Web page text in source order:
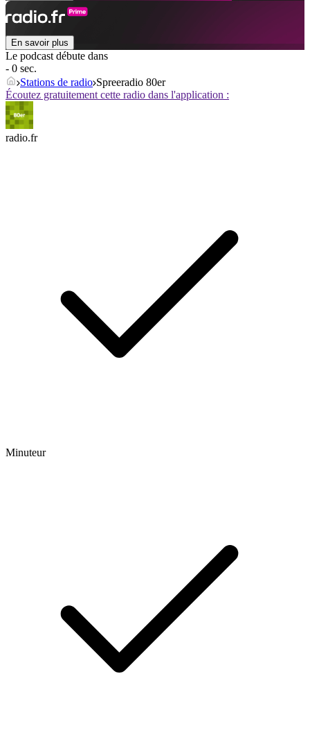
En savoir plus
Le podcast débute dans
- 0 sec.
Stations de radio Spreeradio 80er
Écoutez gratuitement cette radio dans l'application :
radio.fr
Minuteur